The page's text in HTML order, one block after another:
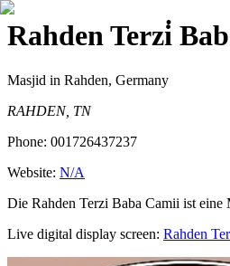
Rahden Terzi̇
Masjid in Rahden, Germany
RAHDEN, TN
Phone: 001726437237
Website: N/A
Die Rahden Terzi Baba Camii ist eine
Live digital display screen: Rahden